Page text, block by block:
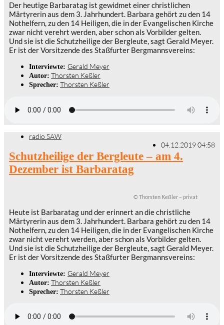
Der heutige Barbaratag ist gewidmet einer christlichen
Märtyrerin aus dem 3. Jahrhundert. Barbara gehört zu den 14
Nothelfern, zu den 14 Heiligen, die in der Evangelischen Kirche
zwar nicht verehrt werden, aber schon als Vorbilder gelten.
Und sie ist die Schutzheilige der Bergleute, sagt Gerald Meyer.
Er ist der Vorsitzende des Staßfurter Bergmannsvereins:
Interviewte: Gerald Meyer
Autor: Thorsten Keßler
Sprecher: Thorsten Keßler
radio SAW
04.12.2019 04:58
Schutzheilige der Bergleute – am 4.
Dezember ist Barbaratag
© Thorsten Keßler – privat
Heute ist Barbaratag und der erinnert an die christliche
Märtyrerin aus dem 3. Jahrhundert. Barbara gehört zu den 14
Nothelfern, zu den 14 Heiligen, die in der Evangelischen Kirche
zwar nicht verehrt werden, aber schon als Vorbilder gelten.
Und sie ist die Schutzheilige der Bergleute, sagt Gerald Meyer.
Er ist der Vorsitzende des Staßfurter Bergmannsvereins:
Interviewte: Gerald Meyer
Autor: Thorsten Keßler
Sprecher: Thorsten Keßler